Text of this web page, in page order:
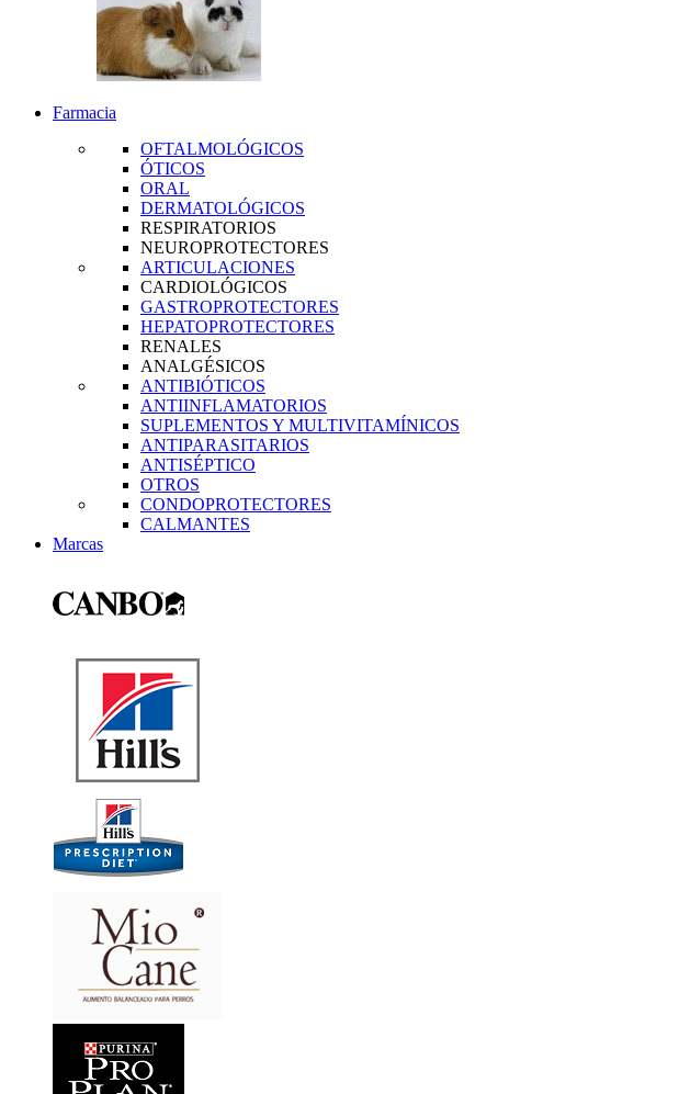
Farmacia
OFTALMOLÓGICOS
ÓTICOS
ORAL
DERMATOLÓGICOS
RESPIRATORIOS
NEUROPROTECTORES
ARTICULACIONES
CARDIOLÓGICOS
GASTROPROTECTORES
HEPATOPROTECTORES
RENALES
ANALGÉSICOS
ANTIBIÓTICOS
ANTIINFLAMATORIOS
SUPLEMENTOS Y MULTIVITAMÍNICOS
ANTIPARASITARIOS
ANTISÉPTICO
OTROS
CONDOPROTECTORES
CALMANTES
Marcas